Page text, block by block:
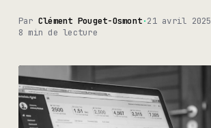
Par Clément Pouget-Osmont·21 avril 2025
8 min de lecture